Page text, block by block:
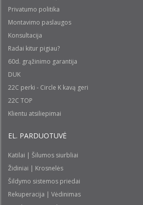
Privatumo politika
Montavimo paslaugos
Konsultacija
Radai kitur pigiau?
60d. grąžinimo garantija
DUK
22C perki - Circle K kavą geri
22C TOP
Klientu atsiliepimai
EL. PARDUOTUVĖ
Katilai | Šilumos siurbliai
Židiniai | Krosnelės
Šildymo sistemos priedai
Rekuperacija | Vėdinimas